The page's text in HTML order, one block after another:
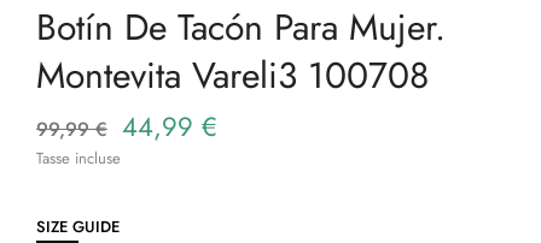
Botín De Tacón Para Mujer.
Montevita Vareli3 100708
99,99 € 44,99 €
Tasse incluse
SIZE GUIDE